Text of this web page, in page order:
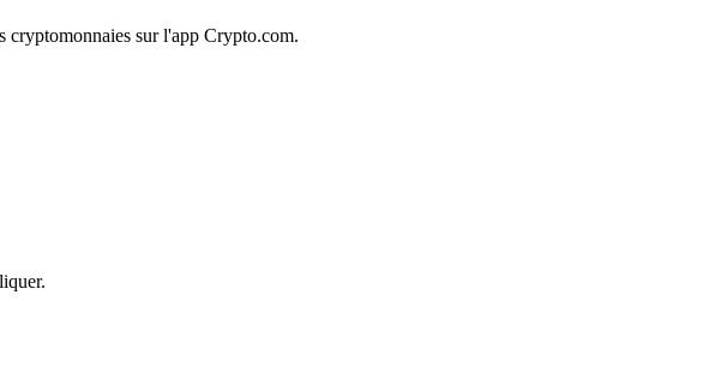
cryptomonnaies sur l'app Crypto.com.